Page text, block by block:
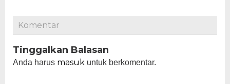
Komentar
Tinggalkan Balasan
Anda harus masuk untuk berkomentar.